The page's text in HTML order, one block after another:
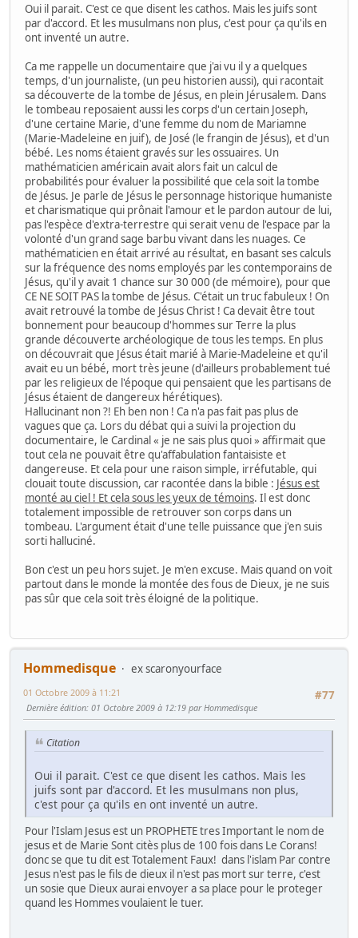
Oui il parait. C'est ce que disent les cathos. Mais les juifs sont
par d'accord. Et les musulmans non plus, c'est pour ça qu'ils en
ont inventé un autre.
Ca me rappelle un documentaire que j'ai vu il y a quelques
temps, d'un journaliste, (un peu historien aussi), qui racontait
sa découverte de la tombe de Jésus, en plein Jérusalem. Dans
le tombeau reposaient aussi les corps d'un certain Joseph,
d'une certaine Marie, d'une femme du nom de Mariamne
(Marie-Madeleine en juif), de José (le frangin de Jésus), et d'un
bébé. Les noms étaient gravés sur les ossuaires. Un
mathématicien américain avait alors fait un calcul de
probabilités pour évaluer la possibilité que cela soit la tombe
de Jésus. Je parle de Jésus le personnage historique humaniste
et charismatique qui prônait l'amour et le pardon autour de lui,
pas l'espèce d'extra-terrestre qui serait venu de l'espace par la
volonté d'un grand sage barbu vivant dans les nuages. Ce
mathématicien en était arrivé au résultat, en basant ses calculs
sur la fréquence des noms employés par les contemporains de
Jésus, qu'il y avait 1 chance sur 30 000 (de mémoire), pour que
CE NE SOIT PAS la tombe de Jésus. C'était un truc fabuleux ! On
avait retrouvé la tombe de Jésus Christ ! Ca devait être tout
bonnement pour beaucoup d'hommes sur Terre la plus
grande découverte archéologique de tous les temps. En plus
on découvrait que Jésus était marié à Marie-Madeleine et qu'il
avait eu un bébé, mort très jeune (d'ailleurs probablement tué
par les religieux de l'époque qui pensaient que les partisans de
Jésus étaient de dangereux hérétiques).
Hallucinant non ?! Eh ben non ! Ca n'a pas fait pas plus de
vagues que ça. Lors du débat qui a suivi la projection du
documentaire, le Cardinal « je ne sais plus quoi » affirmait que
tout cela ne pouvait être qu'affabulation fantaisiste et
dangereuse. Et cela pour une raison simple, irréfutable, qui
clouait toute discussion, car racontée dans la bible : Jésus est
monté au ciel ! Et cela sous les yeux de témoins. Il est donc
totalement impossible de retrouver son corps dans un
tombeau. L'argument était d'une telle puissance que j'en suis
sorti halluciné.
Bon c'est un peu hors sujet. Je m'en excuse. Mais quand on voit
partout dans le monde la montée des fous de Dieux, je ne suis
pas sûr que cela soit très éloigné de la politique.
Hommedisque
ex scaronyourface
#77
01 Octobre 2009 à 11:21
Dernière édition: 01 Octobre 2009 à 12:19 par Hommedisque
Citation
Oui il parait. C'est ce que disent les cathos. Mais les
juifs sont par d'accord. Et les musulmans non plus,
c'est pour ça qu'ils en ont inventé un autre.
Pour l'Islam Jesus est un PROPHETE tres Important le nom de
jesus et de Marie Sont citès plus de 100 fois dans Le Corans!
donc se que tu dit est Totalement Faux! dans l'islam Par contre
Jesus n'est pas le fils de dieux il n'est pas mort sur terre, c'est
un sosie que Dieux aurai envoyer a sa place pour le proteger
quand les Hommes voulaient le tuer.